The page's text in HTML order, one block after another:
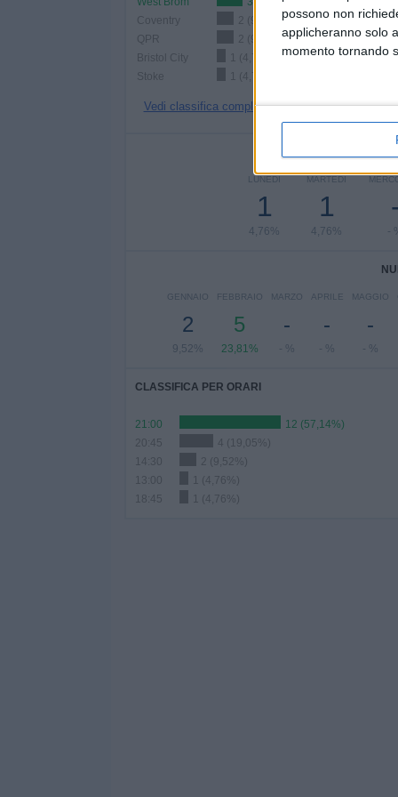
possono non
applicheranno solo
momento tornando
Coventry
2 (9,52%)
QPR
2 (9,52%)
Bristol City
1 (4,76%)
Stoke
1 (4,76%)
Vedi classifica completa
LUNEDÌ
1
4,76%
MARTEDÌ
1
4,76%
-
-
GENNAIO
2
9,52%
FEBBRAIO
5
23,81%
MARZO
-
- %
APRILE
-
- %
MAGGIO
-
- %
CLASSIFICA PER ORARI
21:00
12 (57,14%)
20:45
4 (19,05%)
14:30
2 (9,52%)
13:00
1 (4,76%)
18:45
1 (4,76%)